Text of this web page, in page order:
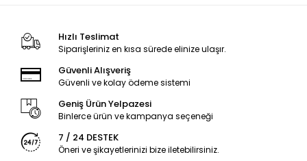
Hızlı Teslimat
Siparişleriniz en kısa sürede elinize ulaşır.
Güvenli Alışveriş
Güvenli ve kolay ödeme sistemi
Geniş Ürün Yelpazesi
Binlerce ürün ve kampanya seçeneği
7 / 24 DESTEK
Öneri ve şikayetlerinizi bize iletebilirsiniz.